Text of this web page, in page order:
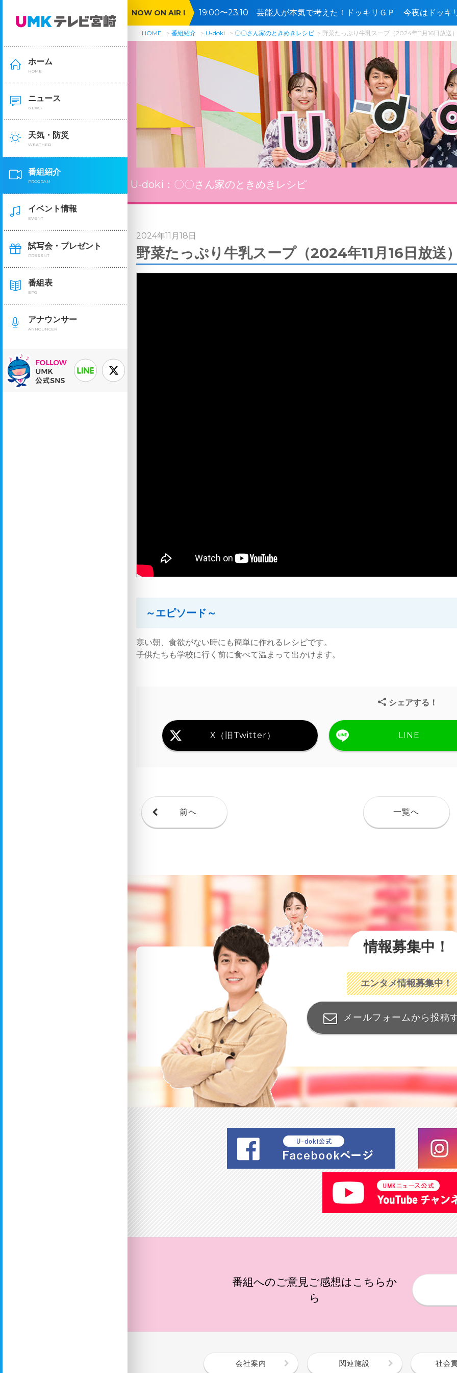
ホーム
HOME
ニュース
NEWS
天気・防災
WEATHER
番組紹介
PROGRAM
イベント情報
EVENT
試写会・プレゼント
PRESENT
番組表
EPG
アナウンサー
ANNOUNCER
NOW ON AIR !
19:00〜23:10 芸能人が本気で考えた！ドッキリＧＰ 今夜はドッキ
間ＳＰ🈑🈓
HOME 番組紹介 U-doki 〇〇さん家のときめきレシピ 野菜たっぷり牛乳スープ（2024年11月16日放送
U-doki： 〇〇さん家のときめきレシピ
2024年11月18日
野菜たっぷり牛乳スープ（2024年11月16日放送
～エピソード～
寒い朝、食欲がない時にも簡単に作れるレシピです。
子供たちも学校に行く前に食べて温まって出かけます。
シェアする！
X（旧Twitter） LINE
前へ 一覧へ
情報募集中！
エンタメ情報募集中！
メールフォームから投稿
番組へのご意見ご感想はこちらか
ら
会社案内 関連施設 社会